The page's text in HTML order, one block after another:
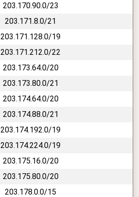
203.170.90.0/23
203.171.8.0/21
203.171.128.0/19
203.171.212.0/22
203.173.64.0/20
203.173.80.0/21
203.174.64.0/20
203.174.88.0/21
203.174.192.0/19
203.174.224.0/19
203.175.16.0/20
203.175.80.0/20
203.178.0.0/15